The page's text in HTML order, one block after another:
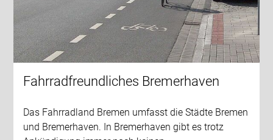
Fahrradfreundliches Bremerhaven
Das Fahrradland Bremen umfasst die Städte Bremen
und Bremerhaven. In Bremerhaven gibt es trotz